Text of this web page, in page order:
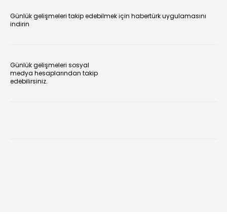
Günlük gelişmeleri takip edebilmek için habertürk uygulamasını
indirin
Günlük gelişmeleri sosyal
medya hesaplarından takip
edebilirsiniz.